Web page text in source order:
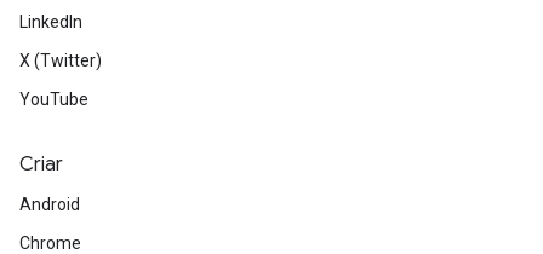
LinkedIn
X (Twitter)
YouTube
Criar
Android
Chrome